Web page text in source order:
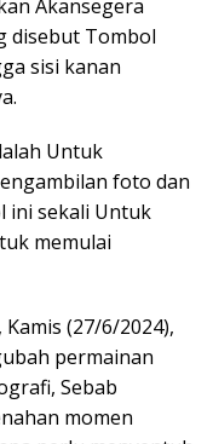
Akansegera
disebut Tombol
sisi kanan
Untuk
foto dan
ini sekali Untuk
memulai
(27/6/2024),
permainan
Sebab
momen